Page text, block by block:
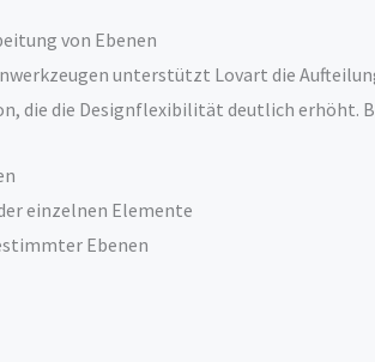
von Ebenen
unterstützt Lovart die
die die Designflexibilität deutlich erhöht.
einzelnen Elemente
Ebenen